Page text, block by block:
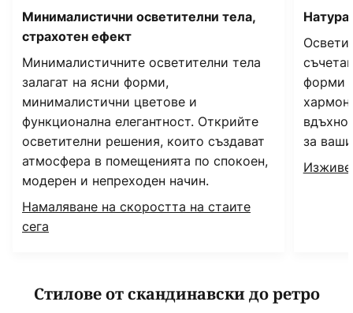
Минималистични осветителни тела,
страхотен ефект
Минималистичните осветителни тела
залагат на ясни форми,
минималистични цветове и
функционална елегантност. Открийте
осветителни решения, които създават
атмосфера в помещенията по спокоен,
модерен и непреходен начин.
Намаляване на скоростта на стаите
сега
форми
за
Стилове от скандинавски до ретро